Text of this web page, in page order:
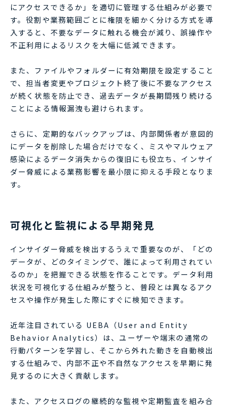
にアクセスできるか」を適切に管理する仕組みが必要で
す。役割や業務範囲ごとに権限を細かく分ける方式を導
入すると、不要なデータに触れる機会が減り、誤操作や
不正利用によるリスクを大幅に低減できます。
また、ファイルやフォルダーに有効期限を設定すること
で、担当者変更やプロジェクト終了後に不要なアクセス
が続く状態を防止でき、過去データが長期間残り続ける
ことによる情報漏洩も避けられます。
さらに、定期的なバックアップは、内部関係者が意図的
にデータを削除した場合だけでなく、ミスやマルウェア
感染によるデータ消失からの復旧にも役立ち、インサイ
ダー脅威による業務影響を最小限に抑える手段となりま
す。
可視化と監視による早期発見
インサイダー脅威を検出するうえで重要なのが、「どの
データが、どのタイミングで、誰によって利用されてい
るのか」を把握できる状態を作ることです。データ利用
状況を可視化する仕組みが整うと、普段とは異なるアク
セスや操作が発生した際にすぐに検知できます。
近年注目されている UEBA（User and Entity
Behavior Analytics）は、ユーザーや端末の通常の
行動パターンを学習し、そこから外れた動きを自動検出
する仕組みで、内部不正や不自然なアクセスを早期に発
見するのに大きく貢献します。
また、アクセスログの継続的な監視や定期監査を組み合